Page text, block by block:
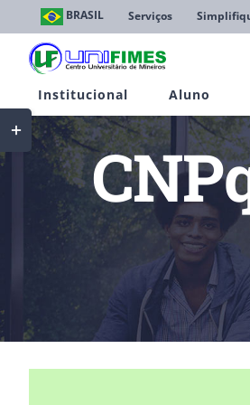
conteúdo
BRASIL Serviços
Institucional Aluno
Toggle
Sliding
Bar